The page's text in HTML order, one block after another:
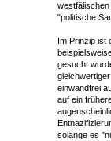
"politische
Im Prinzip ist
gesucht
einwandfrei
auf ein
solange es